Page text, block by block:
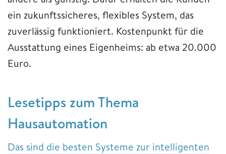
ein zukunftssicheres, flexibles System, das
zuverlässig funktioniert. Kostenpunkt für die
Ausstattung eines Eigenheims: ab etwa 20.000
Euro.
Lesetipps zum Thema
Hausautomation
Das sind die besten Systeme zur intelligenten